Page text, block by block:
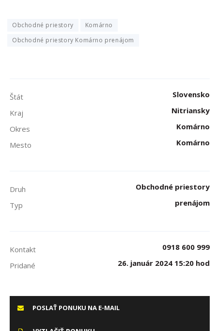
Obchodné priestory
Komárno
Obchodné priestory Komárno prenájom
Štát
Slovensko
Kraj
Nitriansky
Okres
Komárno
Mesto
Komárno
Druh
Obchodné priestory
Typ
prenájom
Kontakt
0918 600 999
Pridané
26. január 2024 15:20 hod
POSLAŤ PONUKU NA E-MAIL